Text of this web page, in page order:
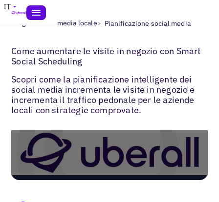
IT
Blogs> Social media locale> Pianificazione social media
Come aumentare le visite in negozio con Smart
Social Scheduling
Scopri come la pianificazione intelligente dei
social media incrementa le visite in negozio e
incrementa il traffico pedonale per le aziende
locali con strategie comprovate.